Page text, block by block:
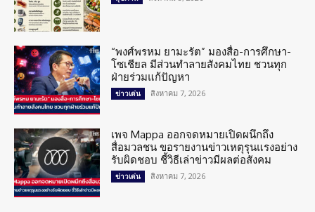
“พงศ์พรหม ยามะรัต” มองสื่อ-การศึกษา-
โซเชียล มีส่วนทำลายสังคมไทย ชวนทุก
ฝ่ายร่วมแก้ปัญหา
ข่าวเด่น สิงหาคม 7, 2026
เพจ Mappa ออกจดหมายเปิดผนึกถึง
สื่อมวลชน ขอรายงานข่าวเหตุรุนแรงอย่าง
รับผิดชอบ ชี้วิธีเล่าข่าวมีผลต่อสังคม
ข่าวเด่น สิงหาคม 7, 2026